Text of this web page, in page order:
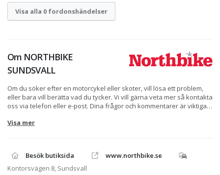
Visa alla 0 fordonshändelser
Om NORTHBIKE
SUNDSVALL
Om du söker efter en motorcykel eller skoter, vill lösa ett problem,
eller bara vill berätta vad du tycker. Vi vill gärna veta mer så kontakta
oss via telefon eller e-post. Dina frågor och kommentarer är viktiga
prata lite om MC, ATV, skoter eller vattenskoter tveka inte att
då kan du alltid använda formuläret på höger sida så besvarar vi din
fråga så fort som möjligt.
Visa mer
Besök butiksida
www.northbike.se
Kontorsvägen 8, Sundsvall